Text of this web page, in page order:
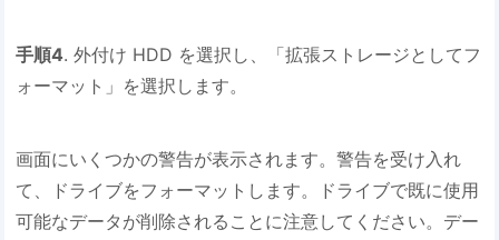
手順4. 外付け HDD を選択し、「拡張ストレージとしてフ
ォーマット」を選択します。
画面にいくつかの警告が表示されます。警告を受け入れ
て、ドライブをフォーマットします。ドライブで既に使用
可能なデータが削除されることに注意してください。デー